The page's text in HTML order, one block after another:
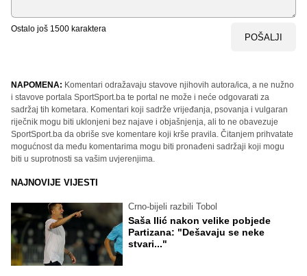
Ostalo još 1500 karaktera
POŠALJI
NAPOMENA: Komentari odražavaju stavove njihovih autora/ica, a ne nužno
i stavove portala SportSport.ba te portal ne može i neće odgovarati za
sadržaj tih kometara. Komentari koji sadrže vrijeđanja, psovanja i vulgaran
riječnik mogu biti uklonjeni bez najave i objašnjenja, ali to ne obavezuje
SportSport.ba da obriše sve komentare koji krše pravila. Čitanjem prihvatate
mogućnost da među komentarima mogu biti pronađeni sadržaji koji mogu
biti u suprotnosti sa vašim uvjerenjima.
NAJNOVIJE VIJESTI
Crno-bijeli razbili Tobol
Saša Ilić nakon velike pobjede
Partizana: "Dešavaju se neke
stvari..."